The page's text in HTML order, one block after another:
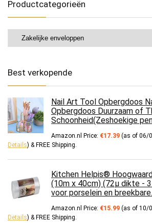
Productcategorieën
Best verkopende
Nail Art Tool Opbergdoos
Opbergdoos Duurzaam of
Schoonheid(Zeshoekige
Amazon.nl Price: €17.39 (as of 06/
Details) & FREE Shipping
Kitchen Helpis®
(10m x 40cm) (72μ dikte -
voor porselein en
Amazon.nl Price: €15.99 (as of 10/
Details) & FREE Shipping